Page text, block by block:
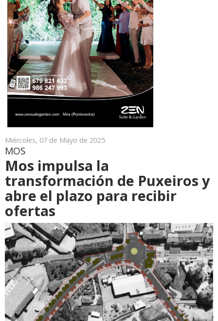
Miércoles, 07 de Mayo de 2025
MOS
Mos impulsa la
transformación de Puxeiros y
abre el plazo para recibir
ofertas